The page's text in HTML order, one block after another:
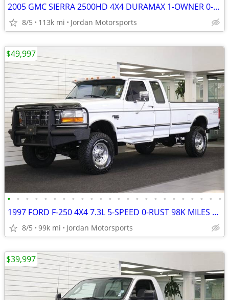
2005 GMC SIERRA 2500HD 4X4 DURAMAX 1-OWNER 0-RUST silverado 2006 2004
8/5 113k mi Jordan Motorsports
• • • • • • • • • • • • • • • • • • • • • • • •
1997 FORD F-250 4X4 7.3L 5-SPEED 0-RUST 98K MILES F250 F350 1996 1995
8/5 99k mi Jordan Motorsports
$49,997
$39,997